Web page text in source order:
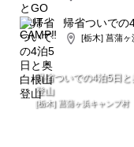
帰省ついでの
[栃木] 菖蒲
帰省ついでの4泊5日と
登山
[栃木] 菖蒲ヶ浜キャンプ村